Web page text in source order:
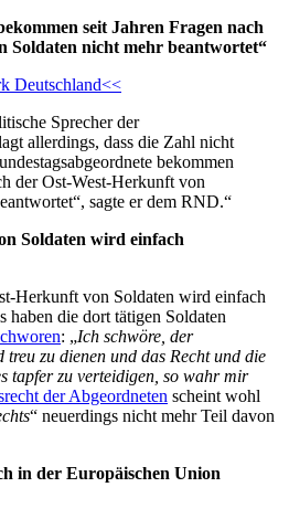
seit Jahren Fragen nach
Soldaten nicht mehr beantwortet“
Deutschland<<
Sprecher der
allerdings, dass die Zahl nicht
bekommen
der Ost-West-Herkunft von
sagte er dem RND.“
Soldaten wird einfach
Herkunft von Soldaten wird einfach
haben die dort tätigen Soldaten
: „Ich schwöre, der
zu dienen und das Recht und die
tapfer zu verteidigen, so wahr mir
der Abgeordneten scheint wohl
“ neuerdings nicht mehr Teil davon
in der Europäischen Union